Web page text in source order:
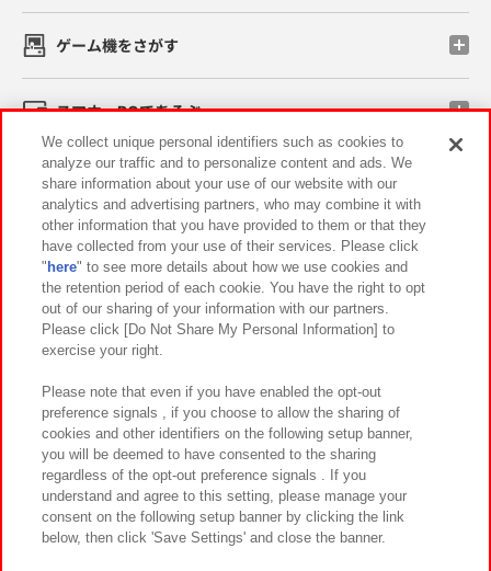
ゲーム機をさがす
スマホ・PCであそぶ
イベント・キャンペーン
関連会社 サステナビリティ サイトポリシー
プライバシーポリシー ウェブアクセシビリティ方針と検証結果
お取引先さまとともに
カスタマーハラスメント対応方針 よくあるご質問・お問い合わせ
©Bandai Namco Amusement Inc.
We collect unique personal identifiers such as cookies to
analyze our traffic and to personalize content and ads. We
share information about your use of our website with our
analytics and advertising partners, who may combine it with
other information that you have provided to them or that they
have collected from your use of their services. Please click
" here" to see more details about how we use cookies and
the retention period of each cookie. You have the right to opt
out of our sharing of your information with our partners.
Please click [Do Not Share My Personal Information] to
exercise your right.
Please note that even if you have enabled the opt-out
preference signals , if you choose to allow the sharing of
cookies and other identifiers on the following setup banner,
you will be deemed to have consented to the sharing
regardless of the opt-out preference signals . If you
understand and agree to this setting, please manage your
consent on the following setup banner by clicking the link
below, then click 'Save Settings' and close the banner.